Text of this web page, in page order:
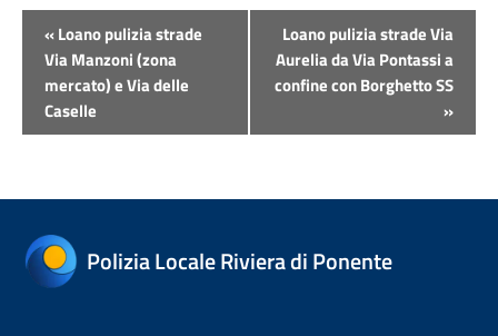
Evento
Navigazione
«Loano pulizia strade
Via Manzoni (zona
mercato) e Via delle
Caselle
Loano pulizia strade Via
Aurelia da Via Pontassi a
confine con Borghetto SS
»
Polizia Locale Riviera di Ponente